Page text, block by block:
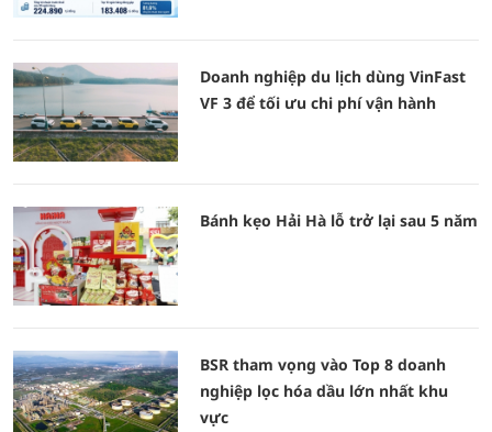
Doanh nghiệp du lịch dùng VinFast
VF 3 để tối ưu chi phí vận hành
Bánh kẹo Hải Hà lỗ trở lại sau 5 năm
BSR tham vọng vào Top 8 doanh
nghiệp lọc hóa dầu lớn nhất khu
vực